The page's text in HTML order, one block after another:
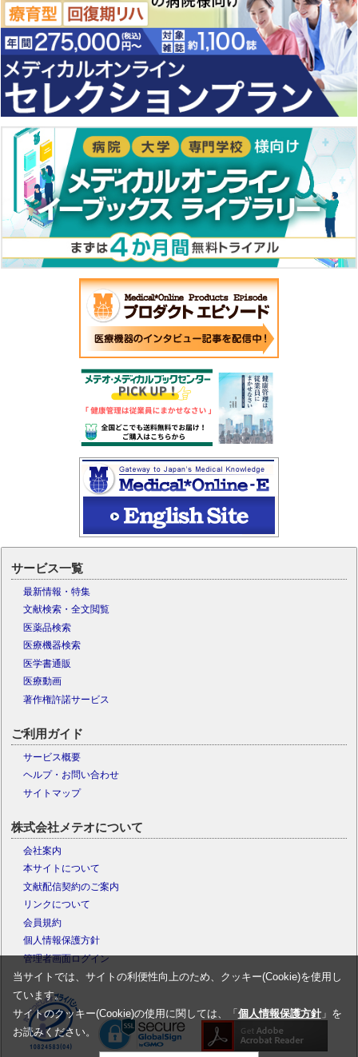
サービス一覧
最新情報・特集
文献検索・全文閲覧
医薬品検索
医療機器検索
医学書通販
医療動画
著作権許諾サービス
ご利用ガイド
サービス概要
ヘルプ・お問い合わせ
サイトマップ
株式会社メテオについて
会社案内
本サイトについて
文献配信契約のご案内
リンクについて
会員規約
個人情報保護方針
管理者画面ログイン
当サイトでは、サイトの利便性向上のため、クッキー(Cookie)を使用し
ています。
サイトのクッキー(Cookie)の使用に関しては、「 個人情報保護方針」を
お読みください。